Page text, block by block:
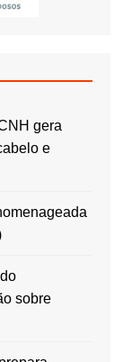
gera
e
sobre